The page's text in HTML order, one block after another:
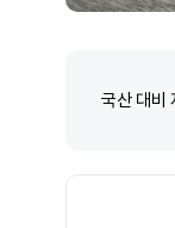
국산 대비